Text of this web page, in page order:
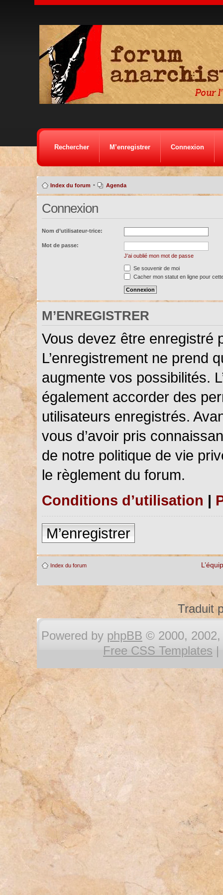
Rechercher M’enregistrer Connexion
Index du forum • Agenda
Connexion
Nom d’utilisateur-trice:
Mot de passe:
J’ai oublié mon mot de passe
Se souvenir de moi
Cacher mon statut en ligne pour
M’ENREGISTRER
Vous devez être enregistré
L’enregistrement ne prend
augmente vos possibilités.
également accorder des
utilisateurs enregistrés.
vous d’avoir pris
de notre politique de vie
le règlement du forum.
Conditions d’utilisation |
M’enregistrer
Index du forum
Traduit
Powered by phpBB © 2000, 2002,
Free CSS Templates |